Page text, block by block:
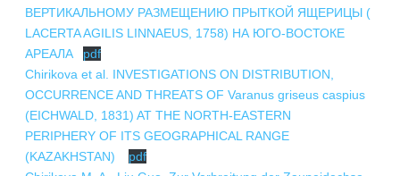
ВЕРТИКАЛЬНОМУ РАЗМЕЩЕНИЮ ПРЫТКОЙ ЯЩЕРИЦЫ (
LACERTA AGILIS LINNAEUS, 1758) НА ЮГО-ВОСТОКЕ
АРЕАЛА
pdf
Chirikova et аl. INVESTIGATIONS ON DISTRIBUTION,
OCCURRENCE AND THREATS OF Varanus griseus caspius
(EICHWALD, 1831) AT THE NORTH-EASTERN
PERIPHERY OF ITS GEOGRAPHICAL RANGE
(KAZAKHSTAN)
pdf